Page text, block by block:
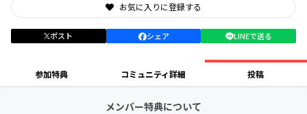
お気に入りに登録する
ポスト シェア LINEで送る
参加特典 コミュニティ詳細 投稿
メンバー特典について